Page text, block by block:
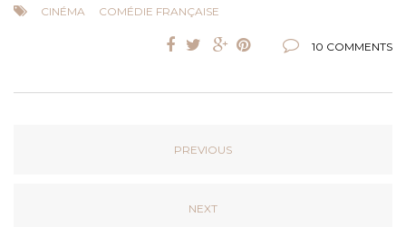
CINÉMA COMÉDIE FRANÇAISE
10 COMMENTS
PREVIOUS
NEXT